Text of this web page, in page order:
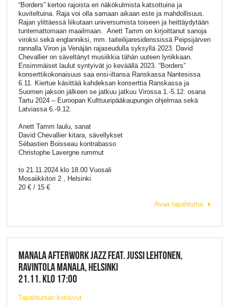
“Borders” kertoo rajoista eri näkökulmista katsottuina ja
kuviteltuina. Raja voi olla samaan aikaan este ja mahdollisuus.
Rajan ylittäessä liikutaan universumista toiseen ja heittäydytään
tuntemattomaan maailmaan. Anett Tamm on kirjoittanut sanoja
viroksi sekä englanniksi, mm. taiteilijaresidenssissä Peipsijärven
rannalla Viron ja Venäjän rajaseudulla syksyllä 2023. David
Chevallier on säveltänyt musiikkia tähän uuteen lyriikkaan.
Ensimmäiset laulut syntyivät jo keväällä 2023. “Borders”
konserttikokonaisuus saa ensi-iltansa Ranskassa Nantesissa
6.11. Kiertue käsittää kahdeksan konserttia Ranskassa ja
Suomen jakson jälkeen se jatkuu jatkuu Virossa 1.-5.12. osana
Tartu 2024 – Euroopan Kulttuuripääkaupungin ohjelmaa sekä
Latviassa 6.-9.12.
Anett Tamm laulu, sanat
David Chevallier kitara, sävellykset
Sébastien Boisseau kontrabasso
Christophe Lavergne rummut
to 21.11.2024 klo 18.00 Vuosali
Mosaiikkitori 2 , Helsinki
20 € / 15 €
Avaa tapahtuma
MANALA AFTERWORK JAZZ FEAT. JUSSI LEHTONEN,
RAVINTOLA MANALA, HELSINKI
21.11. KLO 17:00
Tapahtuman kotisivut